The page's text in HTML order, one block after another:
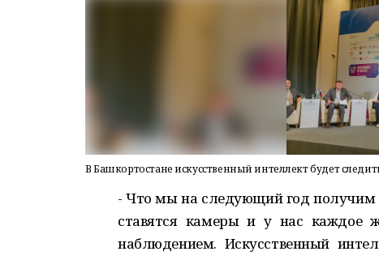
В Башкортостане искусственный интеллект будет
- Что мы на следующий год получим
ставятся камеры и у нас каждое
наблюдением. Искусственный